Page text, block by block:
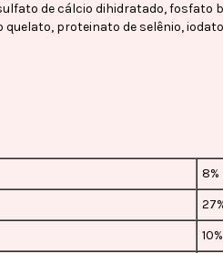
sulfato de cálcio dihidratado, fosfato
proteinato de selênio,
8%
10%